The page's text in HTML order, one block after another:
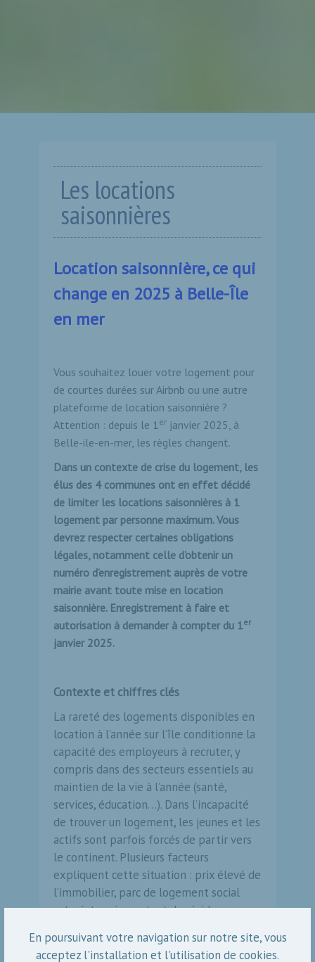
En poursuivant votre navigation sur notre site, vous
acceptez l'installation et l'utilisation de cookies.
Les locations
saisonnières
Location saisonnière, ce qui
change en 2025 à Belle-Île
en mer
Vous souhaitez louer votre logement pour
de courtes durées sur Airbnb ou une autre
plateforme de location saisonnière ?
Attention : depuis le 1er janvier 2025, à
Belle-ile-en-mer, les règles changent.
Dans un contexte de crise du logement, les
élus des 4 communes ont en effet décidé
de limiter les locations saisonnières à 1
logement par personne maximum. Vous
devrez respecter certaines obligations
légales, notamment celle d’obtenir un
numéro d’enregistrement auprès de votre
mairie avant toute mise en location
saisonnière. Enregistrement à faire et
autorisation à demander à compter du 1er
janvier 2025.
Contexte et chiffres clés
La rareté des logements disponibles en
location à l’année sur l’île conditionne la
capacité des employeurs à recruter, y
compris dans des secteurs essentiels au
maintien de la vie à l’année (santé,
services, éducation…). Dans l’incapacité
de trouver un logement, les jeunes et les
actifs sont parfois forcés de partir vers
le continent. Plusieurs facteurs
expliquent cette situation : prix élevé de
l’immobilier, parc de logement social
saturé, taux important de résidences
meublés de tourisme…